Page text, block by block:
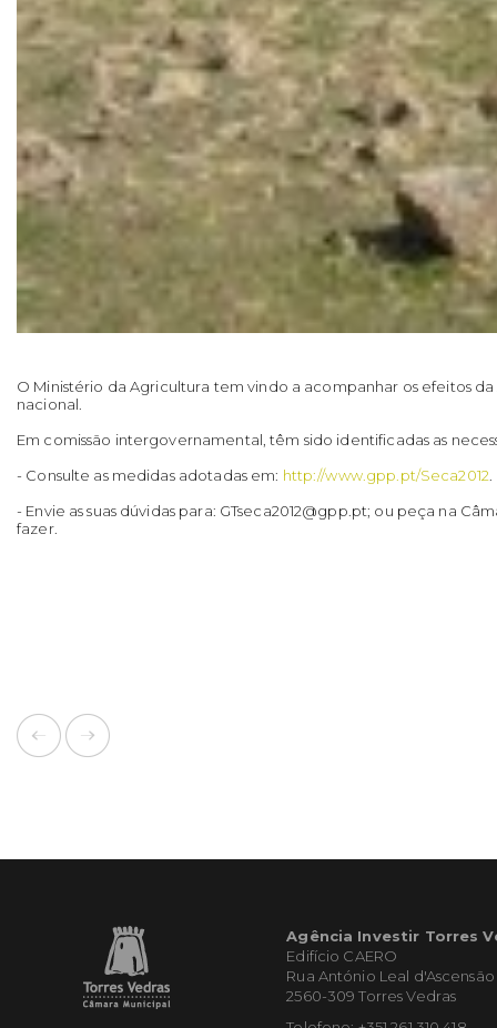
O Ministério da Agricultura tem vindo a acompanhar os efeitos
nacional.
Em comissão intergovernamental, têm sido identificadas as
- Consulte as medidas adotadas em: http://www.gpp.pt/Seca2012
- Envie as suas dúvidas para: GTseca2012@gpp.pt; ou peça na
fazer.
Agência Investir Torres
Edifício CAERO
Rua António Leal d'Ascensão
2560-309 Torres Vedras